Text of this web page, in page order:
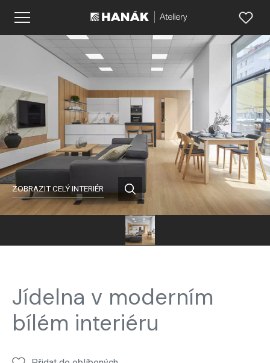
ZOBRAZIT CELÝ INTERIÉR
stůl
Jídelna v moderním
bílém interiéru